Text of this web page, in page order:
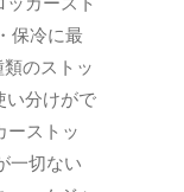
保冷に最
のストッ
い分けがで
ストッ
切ない